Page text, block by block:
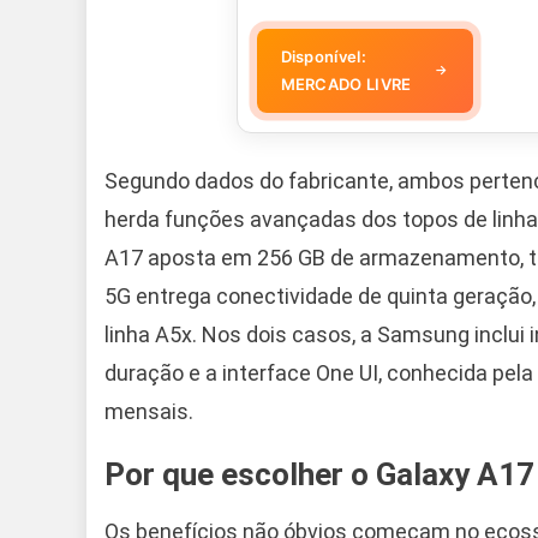
Disponível:
MERCADO LIVRE
→
Segundo dados do fabricante, ambos
herda funções avançadas dos topos de
A17 aposta em 256 GB de armazenamento,
5G entrega conectividade de quinta
linha A5x. Nos dois casos, a Samsung
duração e a interface One UI, conhecida
mensais.
Por que escolher o Galaxy
Os benefícios não óbvios começam no